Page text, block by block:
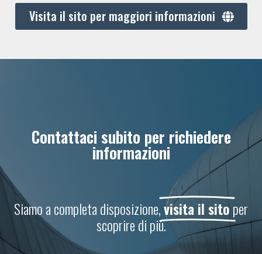
Visita il sito per maggiori informazioni
Contattaci subito per richiedere
informazioni
Siamo a completa disposizione,visita il sitoper
scoprire di più.